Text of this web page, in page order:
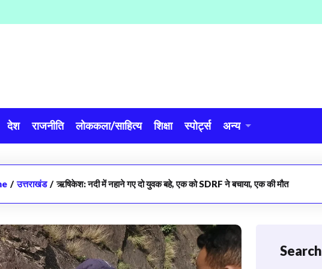
देश राजनीति लोककला/साहित्य शिक्षा स्पोर्ट्स अन्य
/ उत्तराखंड / ऋषिकेश: नदी में नहाने गए दो युवक बहे, एक को SDRF ने बचाया, एक की मौत
Search